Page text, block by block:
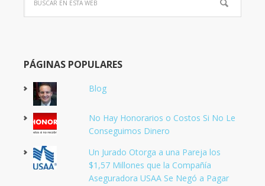
PÁGINAS POPULARES
Blog
No Hay Honorarios o Costos Si No Le
Conseguimos Dinero
Un Jurado Otorga a una Pareja los
$1,57 Millones que la Compañía
Aseguradora USAA Se Negó a Pagar